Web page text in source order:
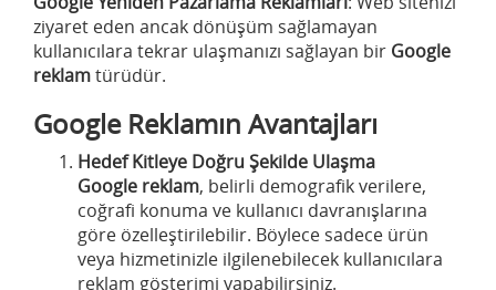
ziyaret eden ancak dönüşüm sağlamayan
kullanıcılara tekrar ulaşmanızı sağlayan bir Google
reklamtürüdür.
Google Reklamın Avantajları
Hedef Kitleye Doğru Şekilde Ulaşma
Google reklam, belirli demografik verilere,
coğrafi konuma ve kullanıcı davranışlarına
göre özelleştirilebilir. Böylece sadece ürün
veya hizmetinizle ilgilenebilecek kullanıcılara
reklam gösterimi yapabilirsiniz.